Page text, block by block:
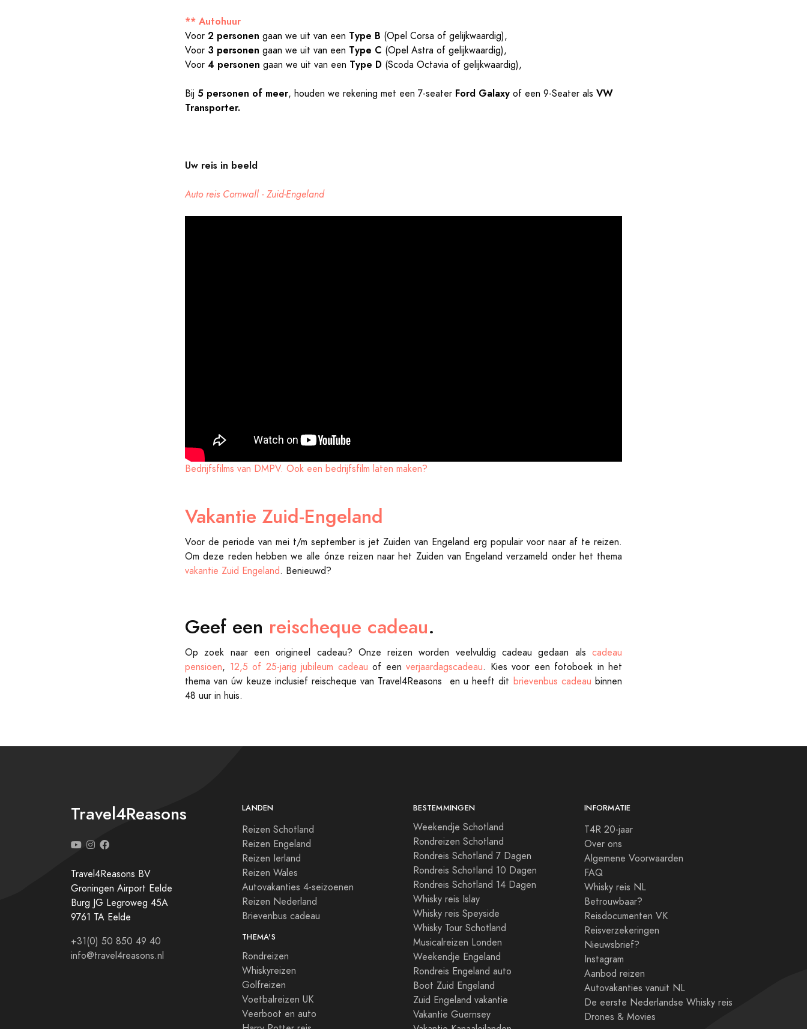
** Autohuur
Voor 2 personen gaan we uit van een Type B (Opel Corsa of gelijkwaardig),
Voor 3 personen gaan we uit van een Type C (Opel Astra of gelijkwaardig),
Voor 4 personen gaan we uit van een Type D (Scoda Octavia of gelijkwaardig),
Bij 5 personen of meer, houden we rekening met een 7-seater Ford Galaxy of een 9-Seater als VW
Transporter.
Uw reis in beeld
Auto reis Cornwall - Zuid-Engeland
Bedrijfsfilms van DMPV. Ook een bedrijfsfilm laten maken?
Vakantie Zuid-Engeland
Voor de periode van mei t/m september is jet Zuiden van Engeland erg populair voor naar af te reizen.
Om deze reden hebben we alle ónze reizen naar het Zuiden van Engeland verzameld onder het thema
vakantie Zuid Engeland. Benieuwd?
Geef een reischeque cadeau.
Op zoek naar een origineel cadeau? Onze reizen worden veelvuldig cadeau gedaan als cadeau
pensioen, 12,5 of 25-jarig jubileum cadeau of een verjaardagscadeau. Kies voor een fotoboek in het
thema van úw keuze inclusief reischeque van Travel4Reasons en u heeft dit brievenbus cadeau binnen
48 uur in huis.
Travel4Reasons
Travel4Reasons BV
Groningen Airport Eelde
Burg JG Legroweg 45A
9761 TA Eelde
+31(0) 50 850 49 40
info@travel4reasons.nl
LANDEN
Reizen Schotland
Reizen Engeland
Reizen Ierland
Reizen Wales
Autovakanties 4-seizoenen
Reizen Nederland
Brievenbus cadeau
THEMA'S
Rondreizen
Whiskyreizen
Golfreizen
Voetbalreizen UK
Veerboot en auto
BESTEMMINGEN
Weekendje Schotland
Rondreizen Schotland
Rondreis Schotland 7 Dagen
Rondreis Schotland 10 Dagen
Rondreis Schotland 14 Dagen
Whisky reis Islay
Whisky reis Speyside
Whisky Tour Schotland
Musicalreizen Londen
Weekendje Engeland
Rondreis Engeland auto
Boot Zuid Engeland
Zuid Engeland vakantie
Vakantie Guernsey
INFORMATIE
T4R 20-jaar
Over ons
Algemene Voorwaarden
FAQ
Whisky reis NL
Betrouwbaar?
Reisdocumenten VK
Reisverzekeringen
Nieuwsbrief?
Instagram
Aanbod reizen
Autovakanties vanuit NL
De eerste Nederlandse Whisky reis
Drones & Movies